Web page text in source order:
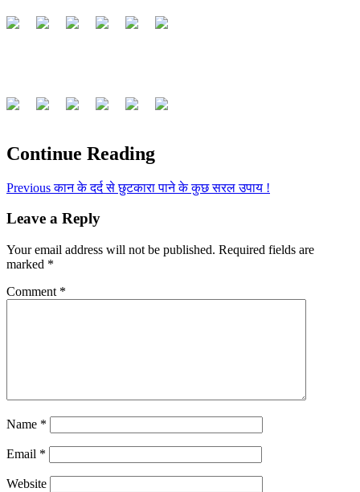
Continue Reading
Previousकान के दर्द से छुटकारा पाने के कुछ सरल उपाय !
Leave a Reply
Your email address will not be published. Required fields are
marked *
Comment *
Name *
Email *
Website